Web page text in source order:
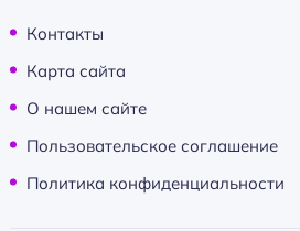
Контакты
Карта сайта
О нашем сайте
Пользовательское соглашение
Политика конфиденциальности